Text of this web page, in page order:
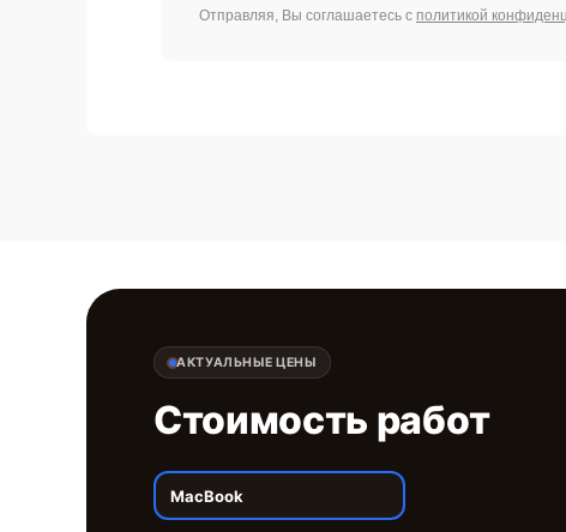
Отправляя, Вы соглашаетесь с политикой
АКТУАЛЬНЫЕ ЦЕНЫ
Стоимость работ
MacBook